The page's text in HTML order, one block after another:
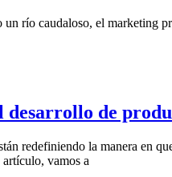
río caudaloso, el marketing
desarrollo de
redefiniendo la manera en
artículo, vamos a